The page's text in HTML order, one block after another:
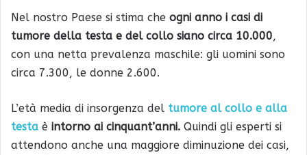
Nel nostro Paese si stima che ogni anno i casi di
tumore della testa e del collo siano circa 10.000,
con una netta prevalenza maschile: gli uomini sono
circa 7.300, le donne 2.600.
L’età media di insorgenza del tumore al collo e alla
testa è intorno ai cinquant’anni. Quindi gli esperti si
attendono anche una maggiore diminuzione dei casi,